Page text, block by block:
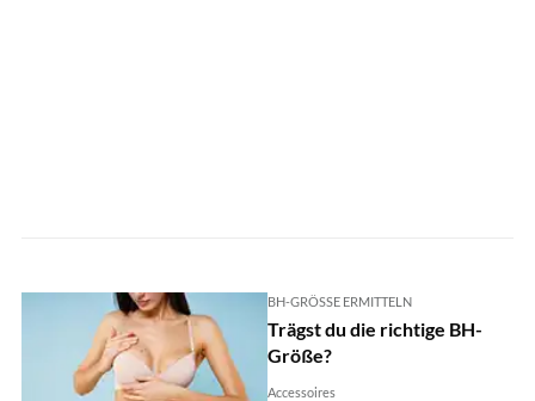
BH-GRÖSSE ERMITTELN
Trägst du die richtige BH-
Größe?
Accessoires